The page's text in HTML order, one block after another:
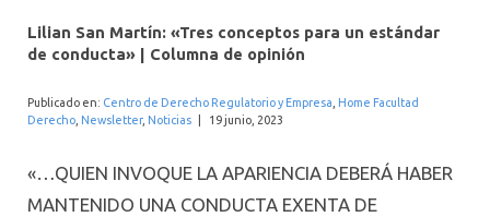
INTERNACIONAL
Lilian San Martín: «Tres conceptos para un estándar
de conducta» | Columna de opinión
Publicado en: Centro de Derecho Regulatorio y Empresa Home Facultad
Derecho Newsletter, Noticias 19 junio, 2023
«…QUIEN INVOQUE LA APARIENCIA DEBERÁ HABER
MANTENIDO UNA CONDUCTA EXENTA DE